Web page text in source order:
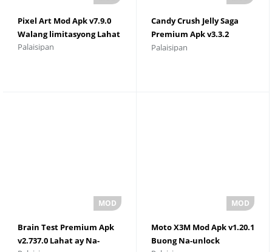
Pixel Art Mod Apk v7.9.0
Walang limitasyong Lahat
Palaisipan
Candy Crush Jelly Saga
Premium Apk v3.3.2
Walang limitasyong Gold
Palaisipan
Brain Test Premium Apk
v2.737.0 Lahat ay Na-
Moto X3M Mod Apk v1.20.1
Buong Na-unlock